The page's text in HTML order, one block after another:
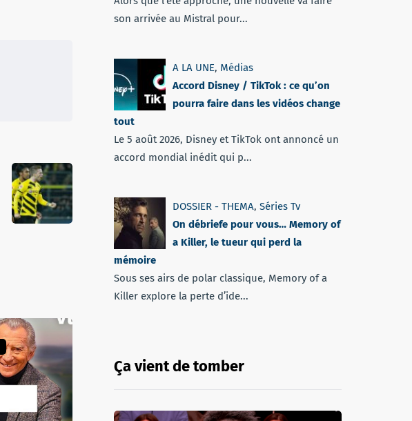
son arrivée au Mistral pour...
A LA UNE, Médias
Accord Disney / TikTok : ce qu’on
pourra faire dans les vidéos change
tout
Le 5 août 2026, Disney et TikTok ont annoncé un
accord mondial inédit qui p...
DOSSIER - THEMA, Séries Tv
On débriefe pour vous… Memory of
a Killer, le tueur qui perd la
mémoire
Sous ses airs de polar classique, Memory of a
Killer explore la perte d’ide...
Ça vient de tomber